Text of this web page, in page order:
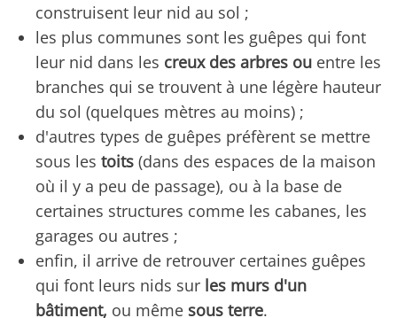
construisent leur nid au sol ;
les plus communes sont les guêpes qui font
leur nid dans les creux des arbres ou entre les
branches qui se trouvent à une légère hauteur
du sol (quelques mètres au moins) ;
d'autres types de guêpes préfèrent se mettre
sous les toits (dans des espaces de la maison
où il y a peu de passage), ou à la base de
certaines structures comme les cabanes, les
garages ou autres ;
enfin, il arrive de retrouver certaines guêpes
qui font leurs nids sur les murs d'un
bâtiment, ou même sous terre.